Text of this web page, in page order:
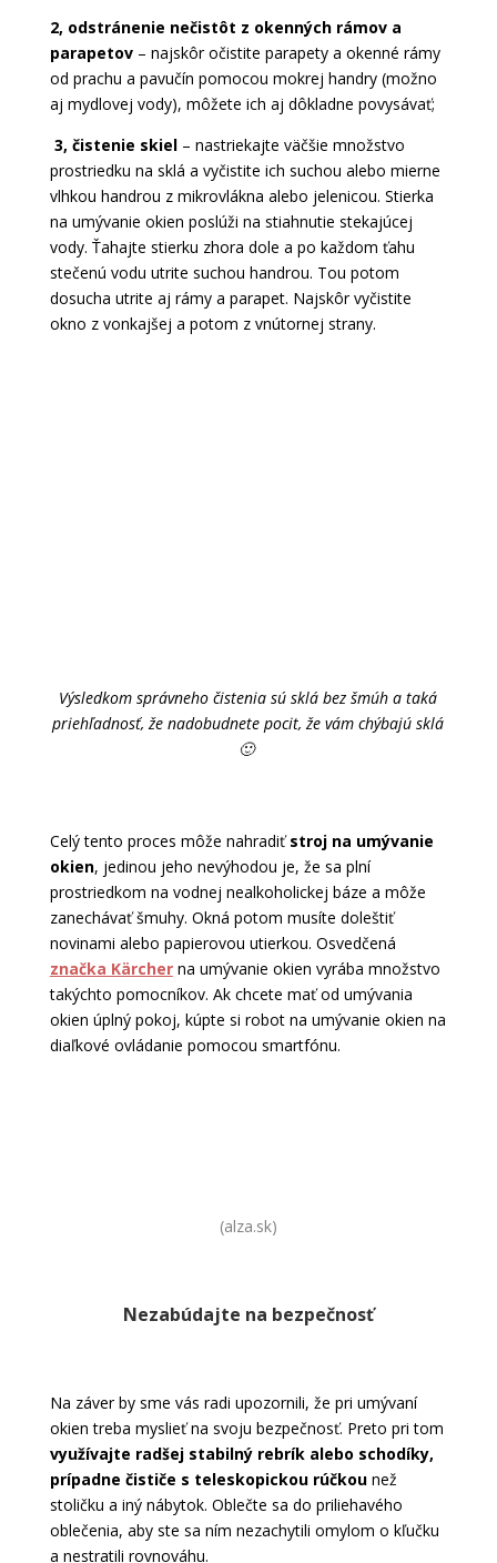
2, odstránenie nečistôt z okenných rámov a
parapetov– najskôr očistite parapety a okenné rámy
od prachu a pavučín pomocou mokrej handry (možno
aj mydlovej vody), môžete ich aj dôkladne povysávať;
3, čistenie skiel– nastriekajte väčšie množstvo
prostriedku na sklá a vyčistite ich suchou alebo mierne
vlhkou handrou z mikrovlákna alebo jelenicou. Stierka
na umývanie okien poslúži na stiahnutie stekajúcej
vody. Ťahajte stierku zhora dole a po každom ťahu
stečenú vodu utrite suchou handrou. Tou potom
dosucha utrite aj rámy a parapet. Najskôr vyčistite
okno z vonkajšej a potom z vnútornej strany.
Výsledkom správneho čistenia sú sklá bez šmúh a taká
priehľadnosť, že nadobudnete pocit, že vám chýbajú sklá
🙂
Celý tento proces môže nahradiťstroj na umývanie
okien, jedinou jeho nevýhodou je, že sa plní
prostriedkom na vodnej nealkoholickej báze a môže
zanechávať šmuhy. Okná potom musíte doleštiť
novinami alebo papierovou utierkou. Osvedčená
značka Kärcherna umývanie okien vyrába množstvo
takýchto pomocníkov. Ak chcete mať od umývania
okien úplný pokoj, kúpte si robot na umývanie okien na
diaľkové ovládanie pomocou smartfónu.
(alza.sk)
Nezabúdajte na bezpečnosť
Na záver by sme vás radi upozornili, že pri umývaní
okien treba myslieť na svoju bezpečnosť. Preto pri tom
využívajte radšej stabilný rebrík alebo schodíky,
prípadne čističe s teleskopickou rúčkounež
stoličku a iný nábytok. Oblečte sa do priliehavého
oblečenia, aby ste sa ním nezachytili omylom o kľučku
a nestratili rovnováhu.